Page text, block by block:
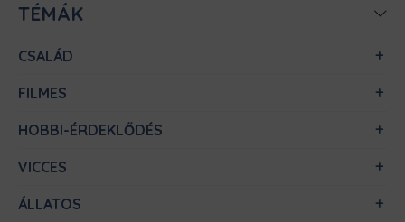
TÉMÁK
CSALÁD
FILMES
HOBBI-ÉRDEKLŐDÉS
VICCES
ÁLLATOS